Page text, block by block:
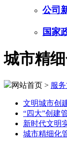
公司
国家
城市精
网站首页 > 服
文明城市创
“四大”创建
新时代文明
城市精细化